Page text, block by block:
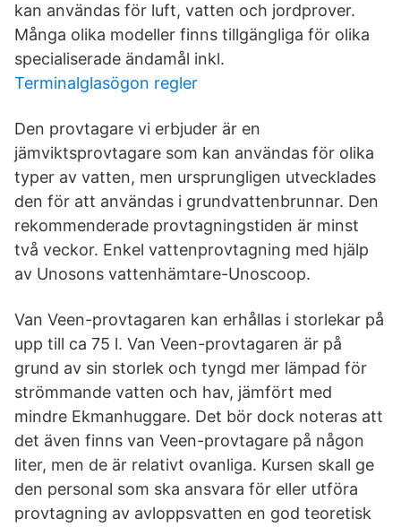
kan användas för luft, vatten och jordprover.
Många olika modeller finns tillgängliga för olika
specialiserade ändamål inkl.
Terminalglasögon regler
Den provtagare vi erbjuder är en
jämviktsprovtagare som kan användas för olika
typer av vatten, men ursprungligen utvecklades
den för att användas i grundvattenbrunnar. Den
rekommenderade provtagningstiden är minst
två veckor. Enkel vattenprovtagning med hjälp
av Unosons vattenhämtare-Unoscoop.
Van Veen-provtagaren kan erhållas i storlekar på
upp till ca 75 l. Van Veen-provtagaren är på
grund av sin storlek och tyngd mer lämpad för
strömmande vatten och hav, jämfört med
mindre Ekmanhuggare. Det bör dock noteras att
det även finns van Veen-provtagare på någon
liter, men de är relativt ovanliga. Kursen skall ge
den personal som ska ansvara för eller utföra
provtagning av avloppsvatten en god teoretisk